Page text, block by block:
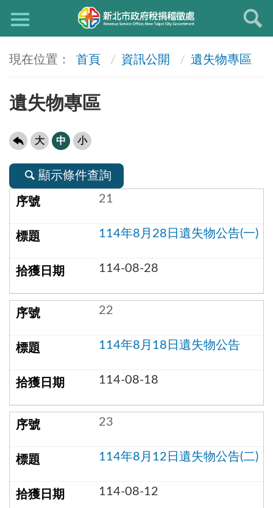
首頁 資訊公開 遺失物專區
遺失物專區
大 中 小
顯示條件查詢
21
114年8月28日遺失物公告(一)
114-08-28
22
114年8月18日遺失物公告
114-08-18
23
114年8月12日遺失物公告(二)
114-08-12